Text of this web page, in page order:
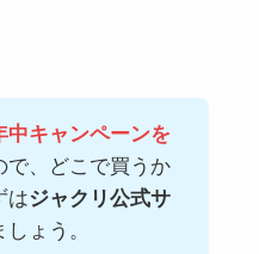
中キャンペーンを
で、どこで買うか
はジャクリ公式サ
ょう。